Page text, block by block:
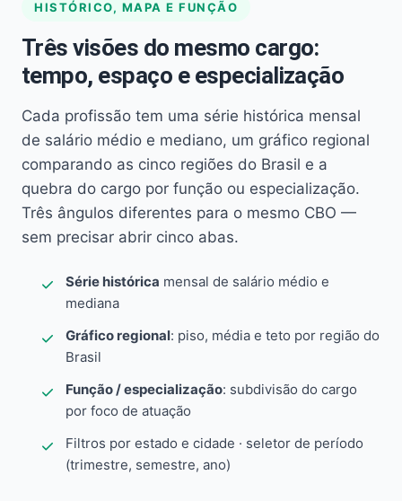
HISTÓRICO, MAPA E FUNÇÃO
Três visões do mesmo cargo:
tempo, espaço e especialização
Cada profissão tem uma série histórica mensal
de salário médio e mediano, um gráfico regional
comparando as cinco regiões do Brasil e a
quebra do cargo por função ou especialização.
Três ângulos diferentes para o mesmo CBO —
sem precisar abrir cinco abas.
Série histórica mensal de salário médio e
mediana
Gráfico regional: piso, média e teto por região do
Brasil
Função / especialização: subdivisão do cargo
por foco de atuação
Filtros por estado e cidade · seletor de período
(trimestre, semestre, ano)